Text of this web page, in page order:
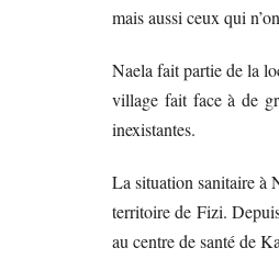
mais aussi ceux qui
Naela fait partie de la
village fait face à de
inexistantes.
La situation sanitaire à
territoire de Fizi.
au centre de santé de